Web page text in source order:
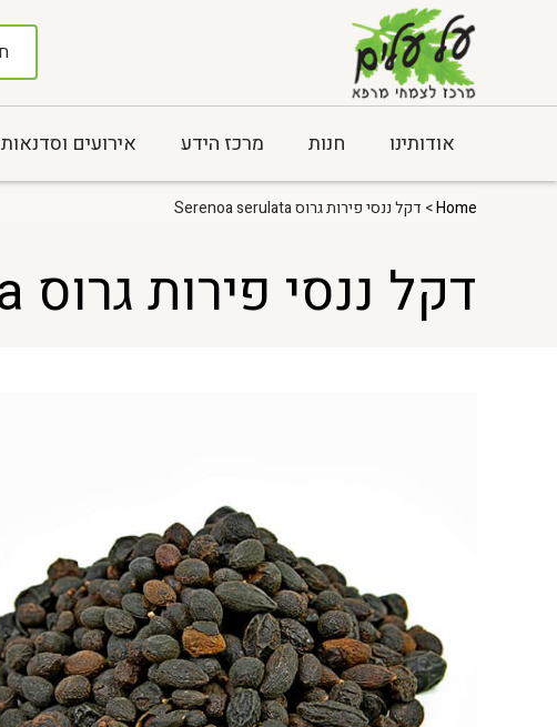
אודותינו חנות מרכז הידע אירועים וסדנאות
Home> דקל ננסי פירות גרוס Serenoa serulata
דקל ננסי פירות גרוס Serenoa serulata